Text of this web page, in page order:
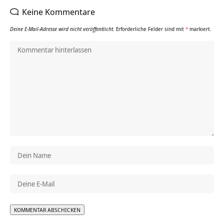
Keine Kommentare
Deine E-Mail-Adresse wird nicht veröffentlicht. Erforderliche Felder sind mit * markiert.